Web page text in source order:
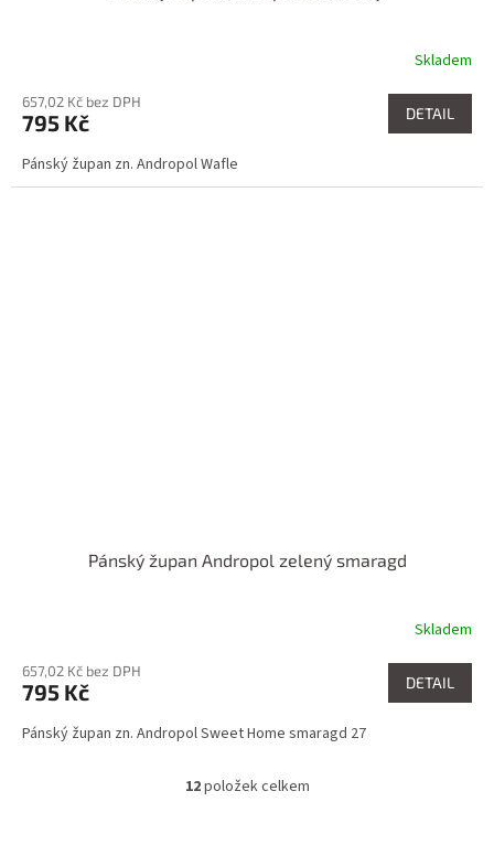
Skladem
657,02 Kč bez DPH
795 Kč DETAIL
Pánský župan zn. Andropol Wafle
Pánský župan Andropol zelený smaragd
Skladem
657,02 Kč bez DPH
795 Kč DETAIL
Pánský župan zn. Andropol Sweet Home smaragd 27
O
12položek celkem